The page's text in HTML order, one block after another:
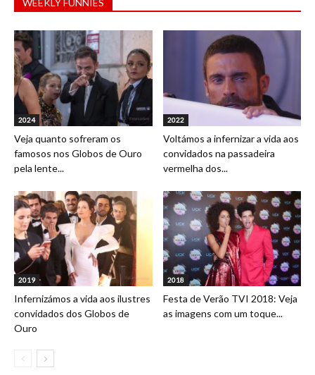
WEEKLY FUNNIES
2024
Veja quanto sofreram os
famosos nos Globos de Ouro
pela lente...
2022
Voltámos a infernizar a vida aos
convidados na passadeira
vermelha dos...
2019
Infernizámos a vida aos ilustres
convidados dos Globos de
Ouro
2018
Festa de Verão TVI 2018: Veja
as imagens com um toque...